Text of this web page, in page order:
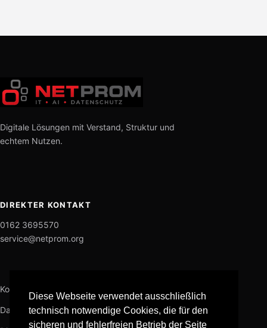
Diese Webseite verwendet ausschließlich
technisch notwendige Cookies, die für den
sicheren und fehlerfreien Betrieb der Seite
Digitale Lösungen mit Verstand, Struktur und
echtem Nutzen.
DIREKTER KONTAKT
0162 3695570
service@netprom.org
Kontakt
Datenschutz